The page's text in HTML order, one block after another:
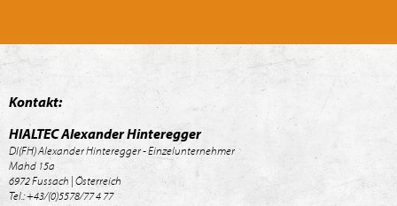
Social Media Verbindung:
Zahlbar mit: